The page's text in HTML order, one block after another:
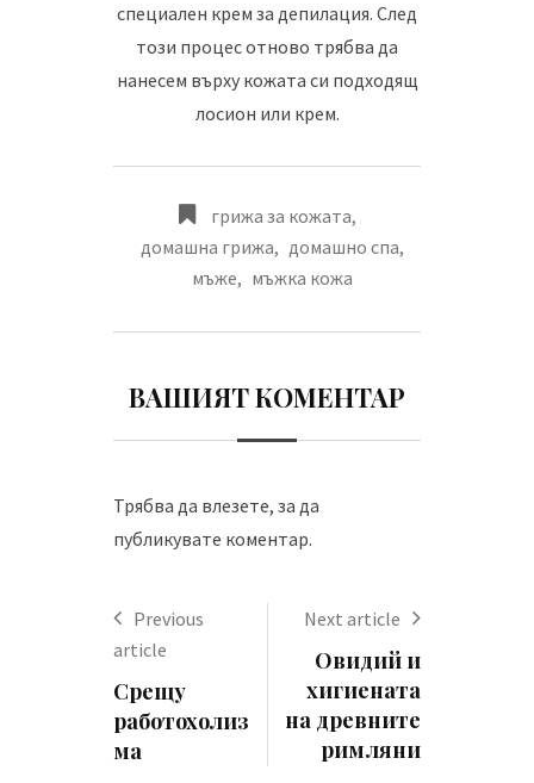
специален крем за депилация. След
този процес отново трябва да
нанесем върху кожата си подходящ
лосион или крем.
грижа за кожата,
домашна грижа, домашно спа,
мъже, мъжка кожа
ВАШИЯТ КОМЕНТАР
Трябва да влезете, за да
публикувате коментар.
Previous
article
Срещу
работохолиз
ма
Next article
Овидий и
хигиената
на древните
римляни